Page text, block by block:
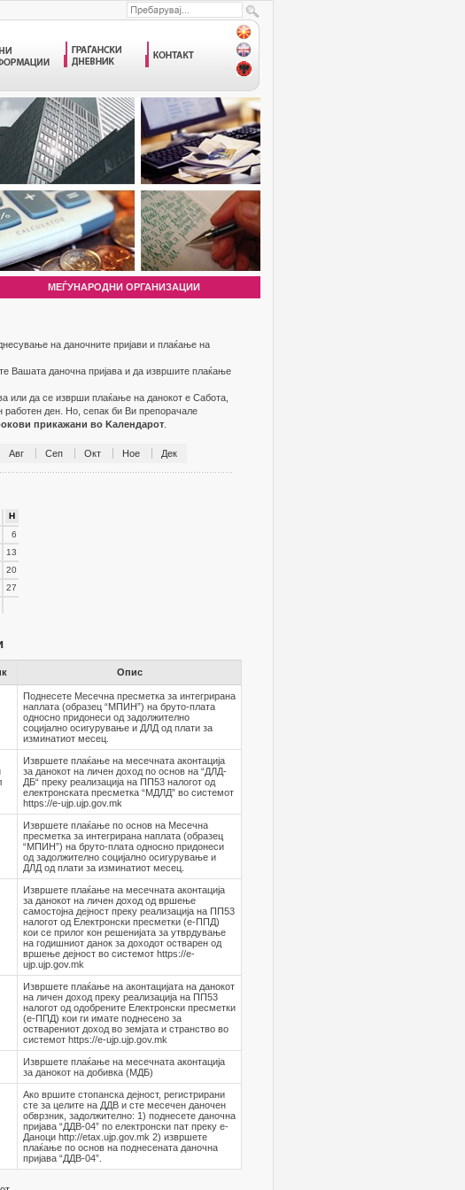
МЕЃУНАРОДНИ ОРГАНИЗАЦИИ
на даночните пријави и плаќање на
Вашата даночна пријава и да извршите плаќање
или да се изврши плаќање на данокот е Сабота,
работен ден. Но, сепак би Ви препорачале
прикажани во Kалендарот
Авг Сеп Окт Ное Дек
Н
6
13
20
27
Опис
Поднесете Месечна пресметка за интегрирана
наплата (образец “МПИН”) на бруто-плата
односно придонеси од задолжително
социјално осигурување и ДЛД од плати за
изминатиот месец.
Извршете плаќање на месечната аконтација
за данокот на личен доход по основ на “ДЛД-
ДБ“ преку реализација на ПП53 налогот од
електронската пресметка “МДЛД” во системот
https://e-ujp.ujp.gov.mk
Извршете плаќање по основ на Месечна
пресметка за интегрирана наплата (образец
“МПИН”) на бруто-плата односно придонеси
од задолжително социјално осигурување и
ДЛД од плати за изминатиот месец.
Извршете плаќање на месечната аконтација
за данокот на личен доход од вршење
самостојна дејност преку реализација на ПП53
налогот од Електронски пресметки (е-ППД)
кои се прилог кон решенијата за утврдување
на годишниот данок за доходот остварен од
вршење дејност во системот https://e-
ujp.ujp.gov.mk
Извршете плаќање на аконтацијата на данокот
на личен доход преку реализација на ПП53
налогот од одобрените Електронски пресметки
(е-ППД) кои ги имате поднесено за
остварениот доход во земјата и странство во
системот https://e-ujp.ujp.gov.mk
Извршете плаќање на месечната аконтација
за данокот на добивка (МДБ)
Ако вршите стопанска дејност, регистрирани
сте за целите на ДДВ и сте месечен даночен
обврзник, задолжително: 1) поднесете даночна
пријава “ДДВ-04” по електронски пат преку е-
Даноци http://etax.ujp.gov.mk 2) извршете
плаќање по основ на поднесената даночна
пријава “ДДВ-04”.